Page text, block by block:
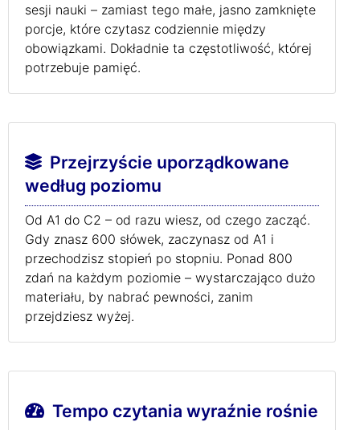
sesji nauki – zamiast tego małe, jasno zamknięte
porcje, które czytasz codziennie między
obowiązkami. Dokładnie ta częstotliwość, której
potrzebuje pamięć.
Przejrzyście uporządkowane
według poziomu
Od A1 do C2 – od razu wiesz, od czego zacząć.
Gdy znasz 600 słówek, zaczynasz od A1 i
przechodzisz stopień po stopniu. Ponad 800
zdań na każdym poziomie – wystarczająco dużo
materiału, by nabrać pewności, zanim
przejdziesz wyżej.
Tempo czytania wyraźnie rośnie